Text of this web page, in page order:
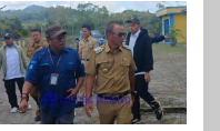
di Wilayah KPHP
Duren